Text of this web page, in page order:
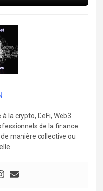
la crypto, DeFi, Web3.
de la finance
manière collective ou